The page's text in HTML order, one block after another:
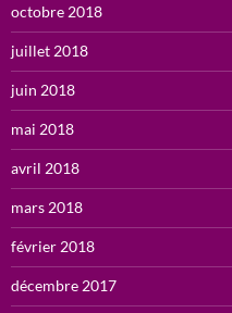
octobre 2018
juillet 2018
juin 2018
mai 2018
avril 2018
mars 2018
février 2018
décembre 2017